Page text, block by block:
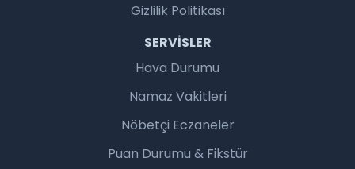
Gizlilik Politikası
SERVISLER
Hava Durumu
Namaz Vakitleri
Nöbetçi Eczaneler
Puan Durumu & Fikstür